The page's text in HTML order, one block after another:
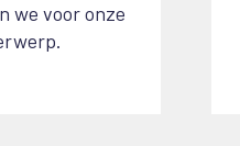
we voor onze